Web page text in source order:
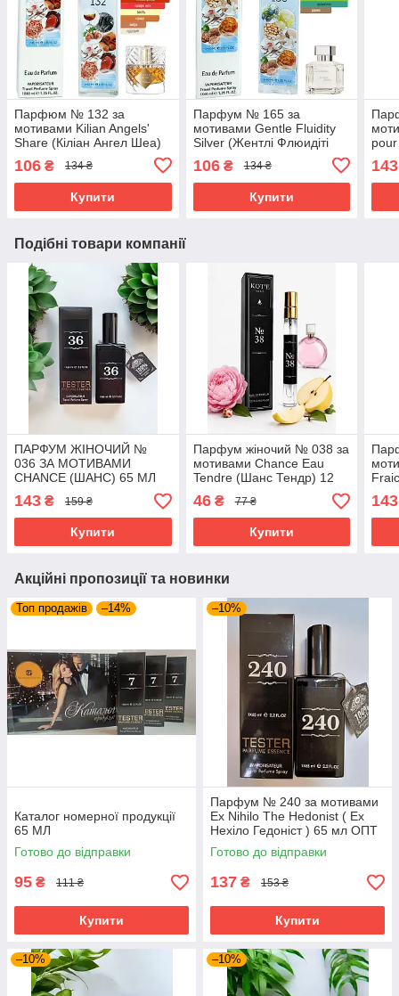
Парфюм № 132 за
мотивами Kilian Angels'
Share (Кіліан Ангел Шеа)
106 ₴ 134 ₴
Купити
Парфум № 165 за
мотивами Gentle Fluidity
Silver (Жентлі Флюидіті
106₴ 134 ₴
Купити
143
Подібні товари компанії
ПАРФУМ ЖІНОЧИЙ №
036 ЗА МОТИВАМИ
CHANCE (ШАНС) 65 МЛ
143 ₴ 159 ₴
Купити
Парфум жіночий № 038 за
мотивами Chance Eau
Tendre (Шанс Тендр) 12
46₴ 77 ₴
Купити
143
Акційні пропозиції та новинки
Топ продажів –14%
Каталог номерної продукції
65 МЛ
Готово до відправки
95 ₴ 111 ₴
Купити
–10%
Парфум № 240 за мотивами
Ex Nihilo The Hedonist ( Ех
Нехіло Гедоніст ) 65 мл ОПТ
Готово до відправки
137 ₴ 153 ₴
Купити
–10% –10%